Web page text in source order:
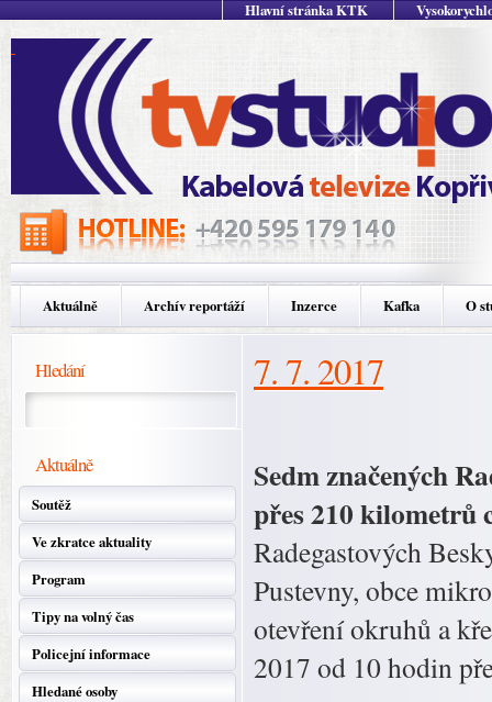
Hlavní stránka KTK
Aktuálně Archív reportáží Inzerce Kafka O
Hledání
Aktuálně
Soutěž
Ve zkratce aktuality
Program
Tipy na volný čas
Policejní informace
Hledané osoby
7. 7. 2017
Sedm značených
přes 210
Radegastových
Pustevny, obce
otevření okruhů a
2017 od 10 hodin